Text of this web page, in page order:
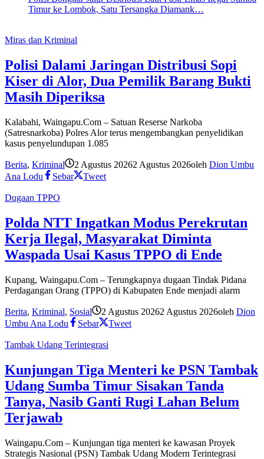
Timur ke Lombok, Satu Tersangka Diamank…
Miras dan Kriminal
Polisi Dalami Jaringan Distribusi Sopi
Kiser di Alor, Dua Pemilik Barang Bukti
Masih Diperiksa
Kalabahi, Waingapu.Com – Satuan Reserse Narkoba
(Satresnarkoba) Polres Alor terus mengembangkan penyelidikan
kasus penyelundupan 1.085
Berita, Kriminal 2 Agustus 20262 Agustus 2026oleh Dion Umbu
Ana Lodu
Sebar Tweet
Dugaan TPPO
Polda NTT Ingatkan Modus Perekrutan
Kerja Ilegal, Masyarakat Diminta
Waspada Usai Kasus TPPO di Ende
Kupang, Waingapu.Com – Terungkapnya dugaan Tindak Pidana
Perdagangan Orang (TPPO) di Kabupaten Ende menjadi alarm
Berita, Kriminal, Sosial 2 Agustus 20262 Agustus 2026oleh Dion
Umbu Ana Lodu
Sebar Tweet
Tambak Udang Terintegrasi
Kunjungan Tiga Menteri ke PSN Tambak
Udang Sumba Timur Sisakan Tanda
Tanya, Nasib Ganti Rugi Lahan Belum
Terjawab
Waingapu.Com – Kunjungan tiga menteri ke kawasan Proyek
Strategis Nasional (PSN) Tambak Udang Modern Terintegrasi